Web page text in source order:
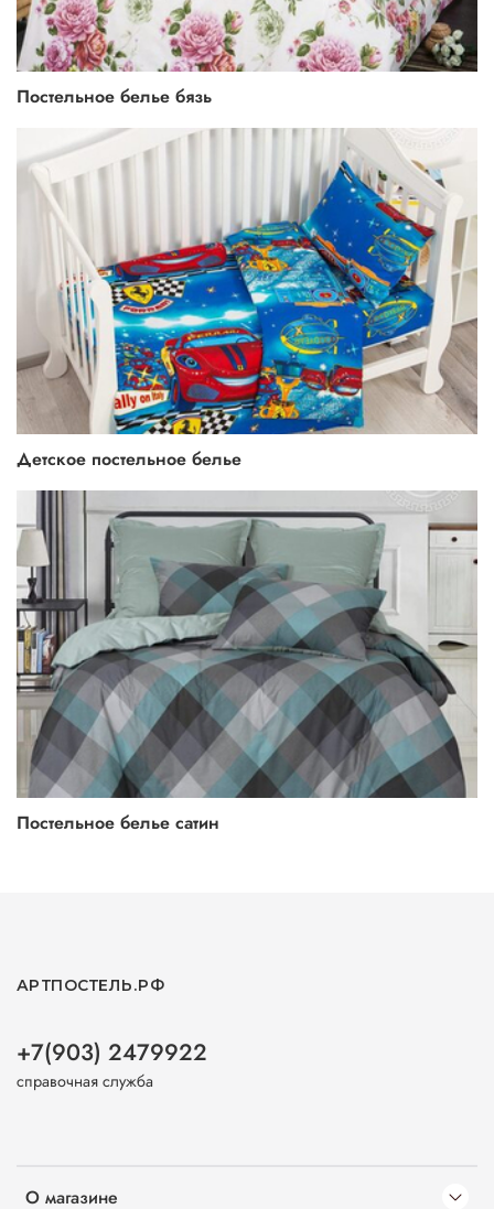
Постельное белье бязь
Детское постельное белье
Постельное белье сатин
О магазине
АРТПОСТЕЛЬ.РФ
+7(903) 2479922
справочная служба